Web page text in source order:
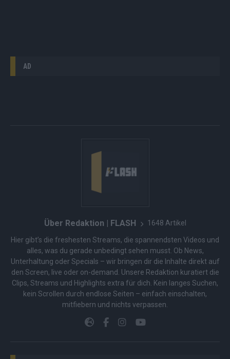
AD
Über Redaktion | FLASH 1648 Artikel
Hier gibt’s die freshesten Streams, die spannendsten Videos und
alles, was du gerade unbedingt sehen musst. Ob News,
Unterhaltung oder Specials – wir bringen dir die Inhalte direkt auf
den Screen, live oder on-demand. Unsere Redaktion kuratiert die
Clips, Streams und Highlights extra für dich. Kein langes Suchen,
kein Scrollen durch endlose Seiten – einfach einschalten,
mitfiebern und nichts verpassen.